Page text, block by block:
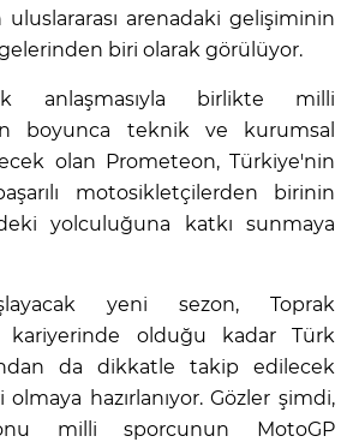
uluslararası arenadaki gelişiminin
biri olarak görülüyor.
anlaşmasıyla birlikte milli
boyunca teknik ve kurumsal
olan Prometeon, Türkiye'nin
motosikletçilerden birinin
yolculuğuna katkı sunmaya
yeni sezon, Toprak
kariyerinde olduğu kadar Türk
da dikkatle takip edilecek
hazırlanıyor. Gözler şimdi,
milli sporcunun MotoGP